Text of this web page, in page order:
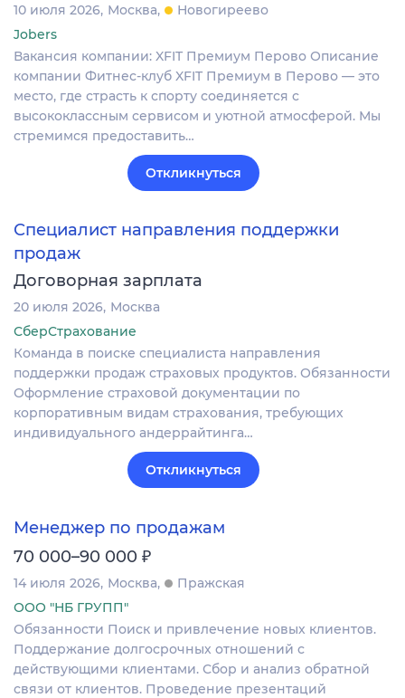
10 июля 2026 Москва
Новогиреево
Jobers
Вакансия компании: XFIT Премиум Перово Описание
компании Фитнес-клуб XFIT Премиум в Перово — это
место, где страсть к спорту соединяется с
высококлассным сервисом и уютной атмосферой. Мы
стремимся предоставить…
Откликнуться
Специалист направления поддержки
продаж
Договорная зарплата
20 июля 2026 Москва
СберСтрахование
Команда в поиске специалиста направления
поддержки продаж страховых продуктов. Обязанности
Оформление страховой документации по
корпоративным видам страхования, требующих
индивидуального андеррайтинга…
Откликнуться
Менеджер по продажам
70 000–90 000 ₽
14 июля 2026 Москва
Пражская
ООО "НБ ГРУПП"
Обязанности Поиск и привлечение новых клиентов.
Поддержание долгосрочных отношений с
действующими клиентами. Сбор и анализ обратной
связи от клиентов. Проведение презентаций